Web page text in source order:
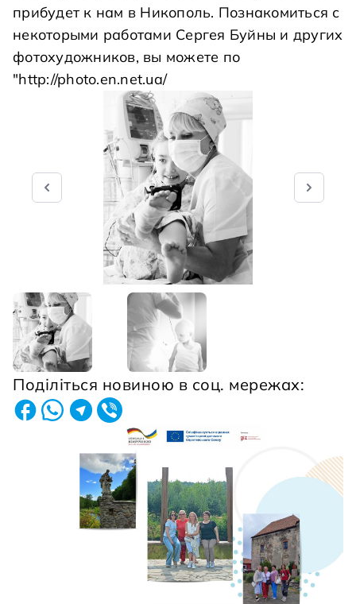
прибудет к нам в Никополь. Познакомиться с
некоторыми работами Сергея Буйны и других
фотохудожников, вы можете по
"http://photo.en.net.ua/
Поділіться новиною в соц. мережах: